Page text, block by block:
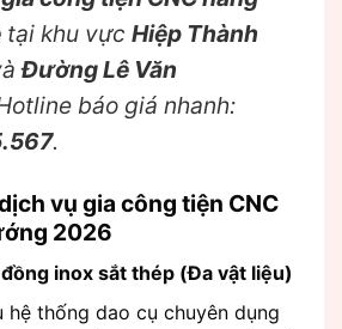
tại khu vực Hiệp Thành
Đường Lê Văn
báo giá nhanh:
.
vụ gia công tiện CNC
2026
inox sắt thép (Đa vật liệu)
hệ thống dao cụ chuyên dụng